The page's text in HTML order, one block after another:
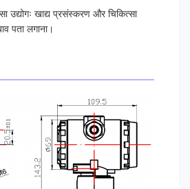
उद्योगः खाद्य प्रसंस्करण और चिकित्सा
पता लगाना।